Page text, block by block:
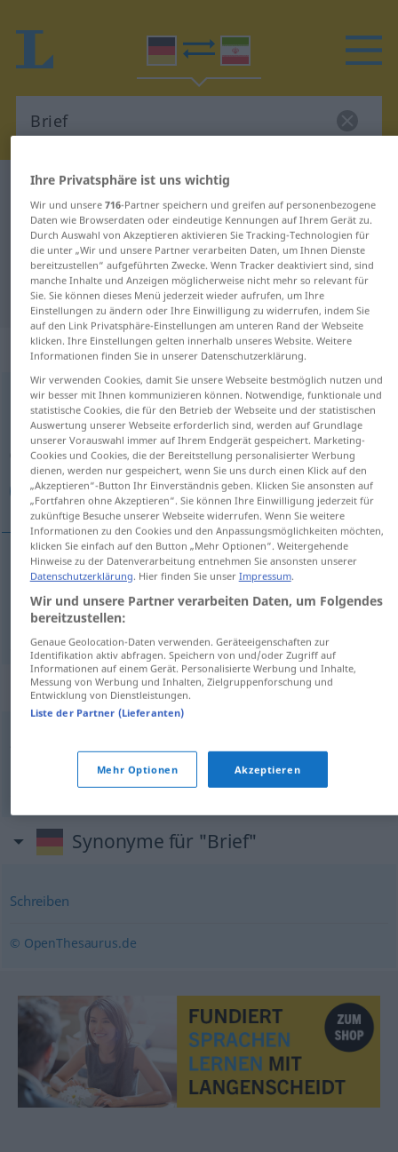
Deutsch-Persisch Wörterbuch
Deutsch-Persisch Übersetzung für
"Brief"
"Brief" Persisch Übersetzung
„Brief“: Maskulinum
Briefm
Übersicht aller Übersetzungen
(Für mehr Details die Übersetzung anklicken/antippen)
نامه, خط
نامه [nāme]
Beispielsätze für "Brief"
سرگشاده [nāme-je sar-gošāde]
Synonyme für "Brief"
Schreiben
© OpenThesaurus.de
Ihre Privatsphäre ist uns wichtig
Wir und unsere 716-Partner speichern und greifen auf personenbezogene
Daten wie Browserdaten oder eindeutige Kennungen auf Ihrem Gerät zu.
Durch Auswahl von Akzeptieren aktivieren Sie Tracking-Technologien für
die unter „Wir und unsere Partner verarbeiten Daten, um Ihnen Dienste
bereitzustellen“ aufgeführten Zwecke. Wenn Tracker deaktiviert sind, sind
manche Inhalte und Anzeigen möglicherweise nicht mehr so relevant für
Sie. Sie können dieses Menü jederzeit wieder aufrufen, um Ihre
Einstellungen zu ändern oder Ihre Einwilligung zu widerrufen, indem Sie
auf den Link Privatsphäre-Einstellungen am unteren Rand der Webseite
klicken. Ihre Einstellungen gelten innerhalb unseres Website. Weitere
Informationen finden Sie in unserer Datenschutzerklärung.
Wir verwenden Cookies, damit Sie unsere Webseite bestmöglich nutzen und
wir besser mit Ihnen kommunizieren können. Notwendige, funktionale und
statistische Cookies, die für den Betrieb der Webseite und der statistischen
Auswertung unserer Webseite erforderlich sind, werden auf Grundlage
unserer Vorauswahl immer auf Ihrem Endgerät gespeichert. Marketing-
Cookies und Cookies, die der Bereitstellung personalisierter Werbung
dienen, werden nur gespeichert, wenn Sie uns durch einen Klick auf den
„Akzeptieren“-Button Ihr Einverständnis geben. Klicken Sie ansonsten auf
„Fortfahren ohne Akzeptieren“. Sie können Ihre Einwilligung jederzeit für
zukünftige Besuche unserer Webseite widerrufen. Wenn Sie weitere
Informationen zu den Cookies und den Anpassungsmöglichkeiten möchten,
klicken Sie einfach auf den Button „Mehr Optionen“. Weitergehende
Hinweise zu der Datenverarbeitung entnehmen Sie ansonsten unserer
Datenschutzerklärung. Hier finden Sie unser Impressum.
Wir und unsere Partner verarbeiten Daten, um Folgendes
bereitzustellen:
Genaue Geolocation-Daten verwenden. Geräteeigenschaften zur
Identifikation aktiv abfragen. Speichern von und/oder Zugriff auf
Informationen auf einem Gerät. Personalisierte Werbung und Inhalte,
Messung von Werbung und Inhalten, Zielgruppenforschung und
Entwicklung von Dienstleistungen.
Liste der Partner (Lieferanten)
Mehr Optionen Akzeptieren